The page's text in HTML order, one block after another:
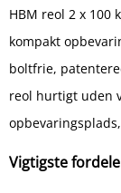
HBM reol 2 x 100
kompakt
boltfrie,
reol hurtigt uden
Vigtigste fordele